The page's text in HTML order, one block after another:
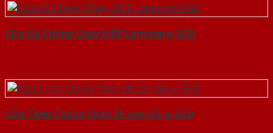
Cửa Gỗ Chống Cháy MDF Laminate-SGD
Cửa Thép Chống Cháy 2P van Gỗ-a-SGD